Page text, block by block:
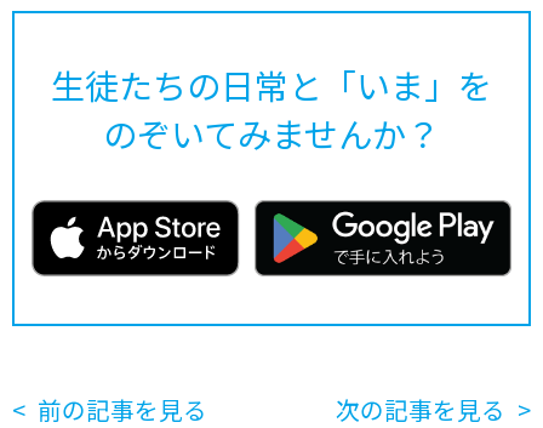
生徒たちの日常と「いま」を
のぞいてみませんか？
前の記事を見る 次の記事を見る